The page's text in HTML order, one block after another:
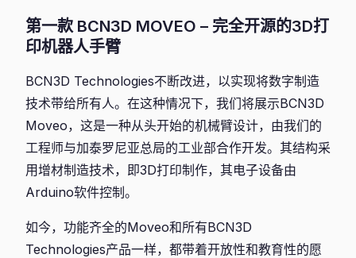
第一款 BCN3D MOVEO – 完全开源的3D打
印机器人手臂
BCN3D Technologies不断改进，以实现将数字制造
技术带给所有人。在这种情况下，我们将展示BCN3D
Moveo，这是一种从头开始的机械臂设计，由我们的
工程师与加泰罗尼亚总局的工业部合作开发。其结构采
用增材制造技术，即3D打印制作，其电子设备由
Arduino软件控制。
如今，功能齐全的Moveo和所有BCN3D
Technologies产品一样，都带着开放性和教育性的愿